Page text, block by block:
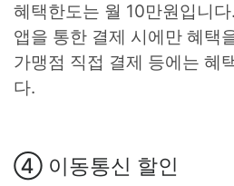
혜택한도는 월 10만원입니
앱을 통한 결제 시에만 혜택
가맹점 직접 결제 등에는 혜
다.
④ 이동통신 할인